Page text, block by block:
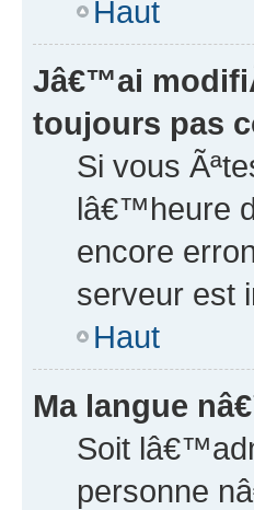
Haut
Jâ€™ai
toujours pas
Si vous
lâ€™heure
encore
serveur est
Haut
Ma langue
Soit
personne